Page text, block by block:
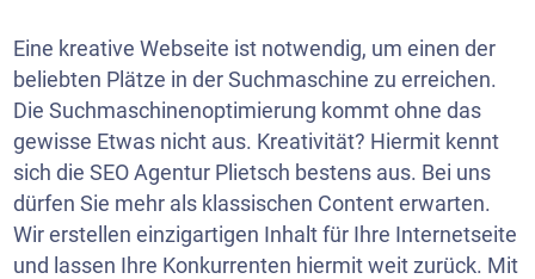
Eine kreative Webseite ist notwendig, um einen der
beliebten Plätze in der Suchmaschine zu erreichen.
Die Suchmaschinenoptimierung kommt ohne das
gewisse Etwas nicht aus. Kreativität? Hiermit kennt
sich die SEO Agentur Plietsch bestens aus. Bei uns
dürfen Sie mehr als klassischen Content erwarten.
Wir erstellen einzigartigen Inhalt für Ihre Internetseite
und lassen Ihre Konkurrenten hiermit weit zurück. Mit